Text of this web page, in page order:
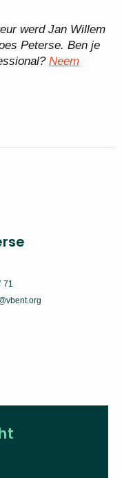
werd Jan Willem
Peterse. Ben je
Neem
71